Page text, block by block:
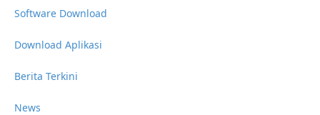
Software Download
Download Aplikasi
Berita Terkini
News